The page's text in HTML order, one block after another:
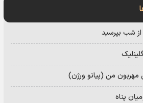
شب بپرسید
مهربون من (پیانو ورژن)
پناه